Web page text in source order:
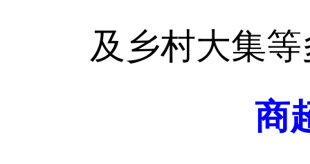
及乡村大集
商